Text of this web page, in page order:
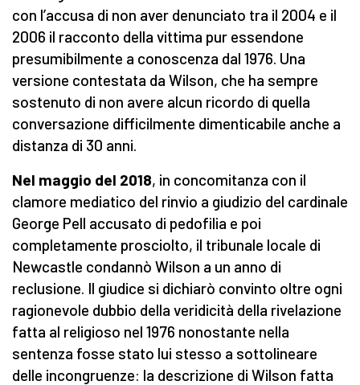
con l’accusa di non aver denunciato tra il 2004 e il
2006 il racconto della vittima pur essendone
presumibilmente a conoscenza dal 1976. Una
versione contestata da Wilson, che ha sempre
sostenuto di non avere alcun ricordo di quella
conversazione difficilmente dimenticabile anche a
distanza di 30 anni.
Nel maggio del 2018, in concomitanza con il
clamore mediatico del rinvio a giudizio del cardinale
George Pell accusato di pedofilia e poi
completamente prosciolto, il tribunale locale di
Newcastle condannò Wilson a un anno di
reclusione. Il giudice si dichiarò convinto oltre ogni
ragionevole dubbio della veridicità della rivelazione
fatta al religioso nel 1976 nonostante nella
sentenza fosse stato lui stesso a sottolineare
delle incongruenze: la descrizione di Wilson fatta